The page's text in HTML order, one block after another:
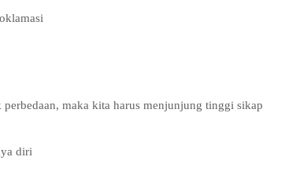
maka kita harus menjunjung tinggi sikap
diri